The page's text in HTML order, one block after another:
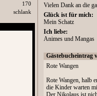
Vielen Dank an die
Glück ist für mich:
Mein Schatz
Ich liebe:
Animes und Mangas
Gästebucheintrag
Rote Wangen
Rote Wangen, halb
die Kinder warten
170
schlank